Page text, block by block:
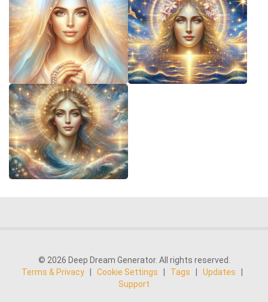
© 2026 Deep Dream Generator. All rights reserved.
Terms & Privacy
Cookie Settings Tags Updates
Support